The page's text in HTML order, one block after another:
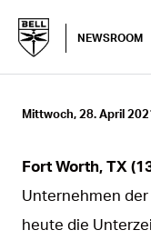
NEWSROOM
Mittwoch, 28. April
Fort Worth, TX
Unternehmen der
heute die